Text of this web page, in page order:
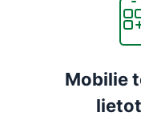
Mobilie